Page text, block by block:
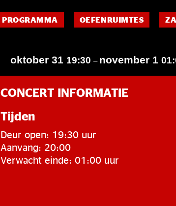
PROGRAMMA OEFENRUIMTES
oktober 31 19:30 – november 1
CONCERT INFORMATIE
Tijden
Deur open: 19:30 uur
Aanvang: 20:00
Verwacht einde: 01:00 uur